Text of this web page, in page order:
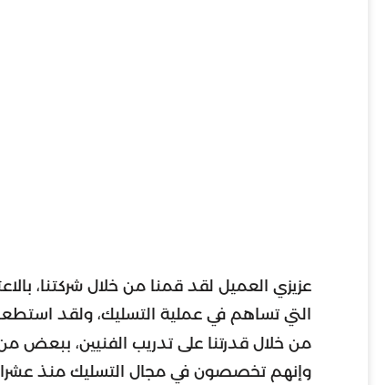
عزيزي العميل لقد قمنا من خلال شركتنا،
التي تساهم في عملية التسليك، ولقد
من خلال قدرتنا على تدريب الفنيين، ببعض
وإنهم تخصصون في مجال التسليك منذ